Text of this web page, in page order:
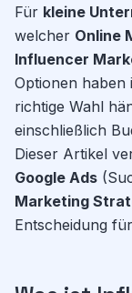
Für kleine
welcher Online
Influencer
Optionen haben
richtige Wahl
einschließlich
Dieser Artikel
Google Ads
Marketing
Entscheidung